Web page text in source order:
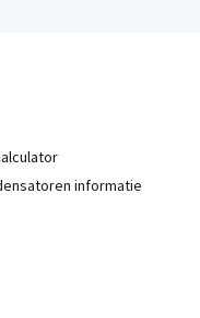
informatie